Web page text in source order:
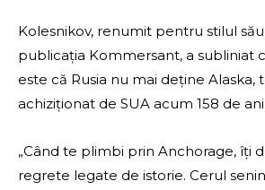
Kolesnikov, renumit pentru stilul său
publicația Kommersant, a subliniat
este că Rusia nu mai deține Alaska,
achiziționat de SUA acum 158 de ani.
„Când te plimbi prin Anchorage, îți
regrete legate de istorie. Cerul